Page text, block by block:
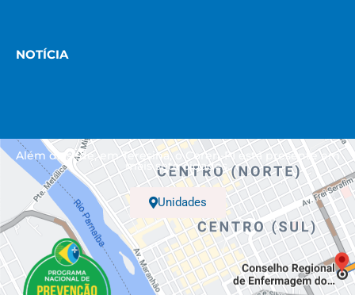
NOTÍCIA
Além da sede, em Teresina, o Coren-PI está presente em
mais sete cidades.
Unidades